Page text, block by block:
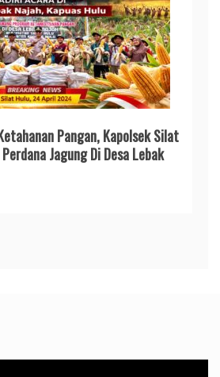
Pangan, Kapolsek Silat
Jagung Di Desa Lebak